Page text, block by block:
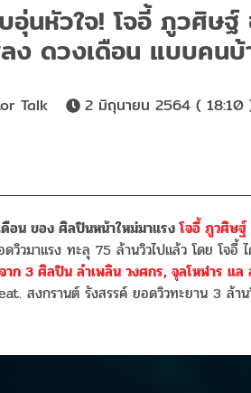
อุ่นหัวใจ! โจอี้ ภูวศิษ
ง ดวงเดือน แบบคนบ้
Talk 2 มิถุนายน 2564 ( 18:10
ดือน ของ ศิลปินหน้าใหม่มาแรงโจอี้ ภูวศิษฐ์
วิวมาแรง ทะลุ 75 ล้านวิวไปแล้ว โดย โจอี้ ไ
าก 3 ศิลปิน ลําเพลิน วงศกร, จุลโหฬาร แล
สงกรานต์ รังสรรค์ ยอดวิวทะยาน 3 ล้าน